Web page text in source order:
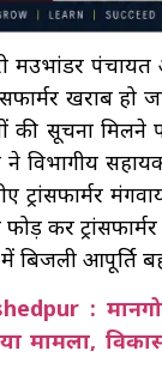
मउभांडर
खराब हो
की सूचना
विभागीय
कर
बिजली आपूर्ति
:
मामला,